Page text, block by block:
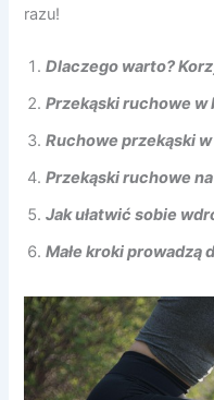
razu!
Dlaczego warto?
Przekąski ruchowe w
Ruchowe przekąski
Przekąski ruchowe
Jak ułatwić sobie
Małe kroki prowadzą